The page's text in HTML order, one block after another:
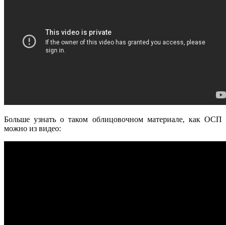
Больше узнать о таком облицовочном материале, как ОСП
можно из видео: